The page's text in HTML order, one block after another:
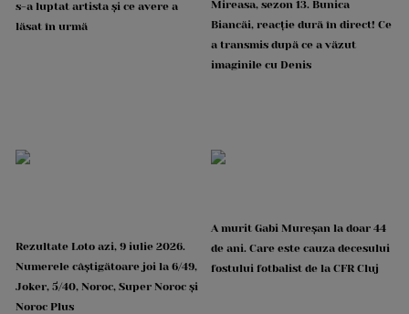
s-a luptat artista și ce avere a
lăsat în urmă
Mireasa, sezon 13. Bunica
Biancăi, reacție dură în direct! Ce
a transmis după ce a văzut
imaginile cu Denis
Rezultate Loto azi, 9 iulie 2026.
Numerele câștigătoare joi la 6/49,
Joker, 5/40, Noroc, Super Noroc și
Noroc Plus
A murit Gabi Mureșan la doar 44
de ani. Care este cauza decesului
fostului fotbalist de la CFR Cluj